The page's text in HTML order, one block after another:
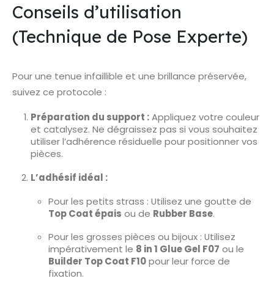
Conseils d’utilisation
(Technique de Pose Experte)
Pour une tenue infaillible et une brillance préservée,
suivez ce protocole :
Préparation du support :Appliquez votre couleur
et catalysez. Ne dégraissez pas si vous souhaitez
utiliser l’adhérence résiduelle pour positionner vos
pièces.
L’adhésif idéal :
Pour les petits strass : Utilisez une goutte de
Top Coat épais ou de Rubber Base.
Pour les grosses pièces ou bijoux : Utilisez
impérativement le 8 in 1 Glue Gel F07 ou le
Builder Top Coat F10pour leur force de
fixation.